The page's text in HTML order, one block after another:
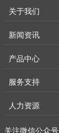
关于我们
新闻资讯
产品中心
服务支持
人力资源
关注微信公众号